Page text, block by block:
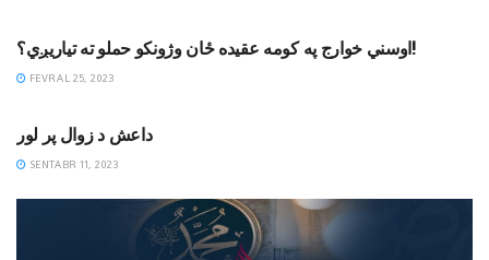
اوسني خوارج په کومه عقیده ځان وژونکو حملو ته تیاریږي؟!
FEVRAL 25, 2023
داعش د زوال پر لور
SENTABR 11, 2023